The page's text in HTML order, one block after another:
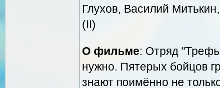
Глухов, Василий
(II)
О фильме: Отряд
нужно. Пятерых бойцов
знают поимённо не